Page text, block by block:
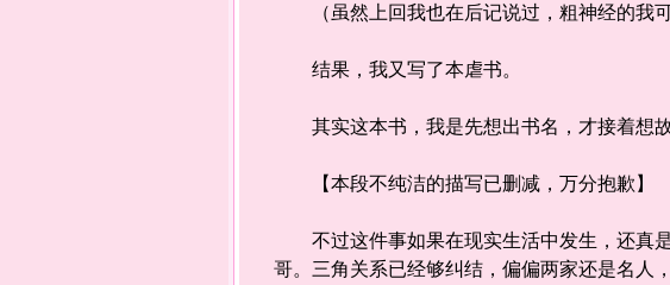
（虽然上回我也在后记说过，粗神经的我
结果，我又写了本虐书。
其实这本书，我是先想出书名，才接着想故
【本段不纯洁的描写已删减，万分抱歉】
不过这件事如果在现实生活中发生，还真是
哥。三角关系已经够纠结，偏偏两家还是名人